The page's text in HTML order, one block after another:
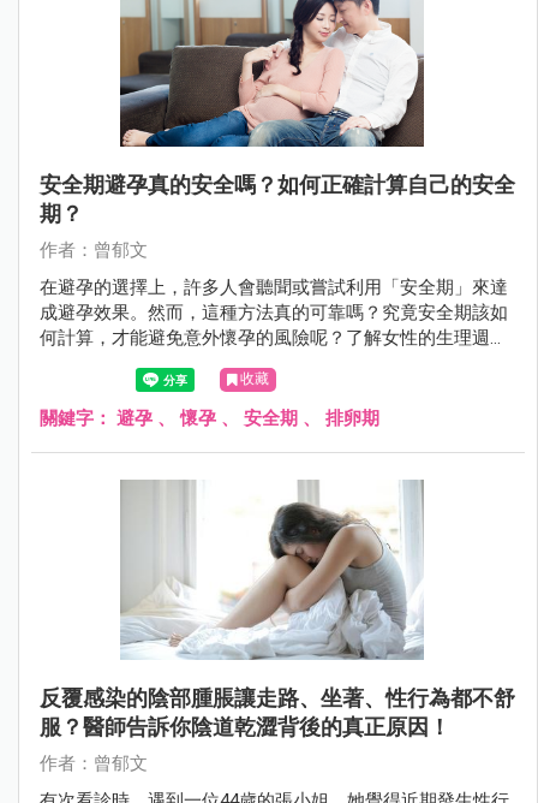
安全期避孕真的安全嗎？如何正確計算自己的安全
期？
作者：曾郁文
在避孕的選擇上，許多人會聽聞或嘗試利用「安全期」來達
成避孕效果。然而，這種方法真的可靠嗎？究竟安全期該如
何計算，才能避免意外懷孕的風險呢？了解女性的生理週期
運作，解析何時最容易受孕，才能去判斷安全期是否真的安
收藏
關鍵字： 避孕 、懷孕 、 安全期 、 排卵期
反覆感染的陰部腫脹讓走路、坐著、性行為都不舒
服？醫師告訴你陰道乾澀背後的真正原因！
作者：曾郁文